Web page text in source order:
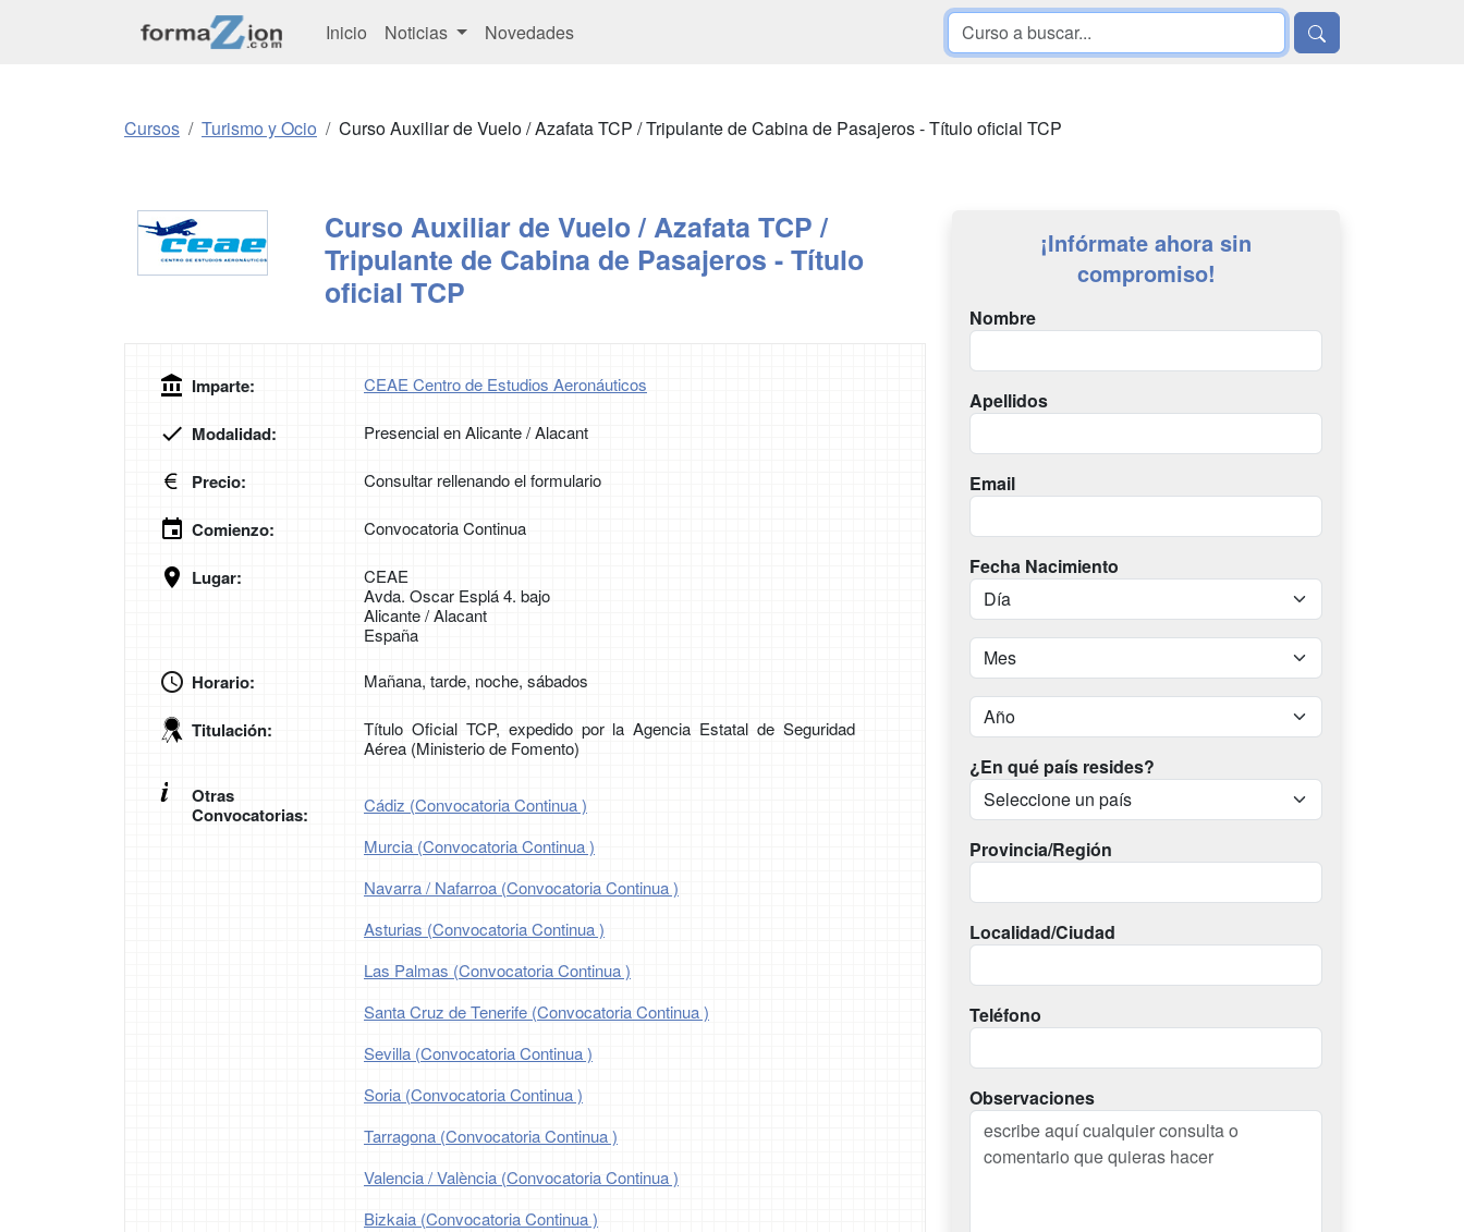
Inicio Noticias Novedades
Cursos Turismo y Ocio Curso Auxiliar de Vuelo / Azafata TCP / Tripulante de Cabina de Pasajeros - Título oficial TCP
Curso Auxiliar de Vuelo / Azafata TCP /
Tripulante de Cabina de Pasajeros - Título
oficial TCP
Imparte: CEAE Centro de Estudios Aeronáuticos
Modalidad: Presencial en Alicante / Alacant
Precio: Consultar rellenando el formulario
Comienzo: Convocatoria Continua
Lugar:
CEAE
Avda. Oscar Esplá 4. bajo
Alicante / Alacant
España
Horario: Mañana, tarde, noche, sábados
Titulación:
Título Oficial TCP, expedido por la Agencia Estatal de Seguridad
Aérea (Ministerio de Fomento)
Otras
Convocatorias:
Cádiz (Convocatoria Continua )
Murcia (Convocatoria Continua )
Navarra / Nafarroa (Convocatoria Continua )
Asturias (Convocatoria Continua )
Las Palmas (Convocatoria Continua )
Santa Cruz de Tenerife (Convocatoria Continua )
Sevilla (Convocatoria Continua )
Soria (Convocatoria Continua )
Tarragona (Convocatoria Continua )
Valencia / València (Convocatoria Continua )
Bizkaia (Convocatoria Continua )
¡Infórmate ahora sin
compromiso!
Nombre
Apellidos
Email
Fecha Nacimiento
¿En qué país resides?
Provincia/Región
Localidad/Ciudad
Teléfono
Observaciones